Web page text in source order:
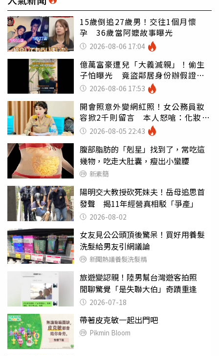
15歲倒追27歲男！交往1個月懷
孕 36歲當阿嬤故事曝光
2026-08-06 17:04
億萬富豪遭兒「大義滅親」！偷生
子怕曝光 竟盜鄰居身份辦假證落
戶 2026-08-06 17:53
開會照意外變網紅照！女公務員妝
容掀2千則留言 本人怒嗆：化妝有
錯嗎2026-08-05 22:43
腹部脂肪的「剋星」找到了，常吃這
幾物，吃走大肚囊，瘦出小蠻腰
新素簡
陽明交大教授砍死妹夫！岳母追思首
發聲 揭11年經營真相駁「爭產」
2026-08-02
女友見公公頭頂後驚呆！買好用養髮
洗髮給男友引網議論
新聞熱議養髮洗髮精
旅遊變認親！陸男幫台灣遊客拍照
閒聊驚覺「是失聯大伯」奇蹟重逢
2026-07-18
帶著皮克敏一起出門吧
Pikmin Bloom